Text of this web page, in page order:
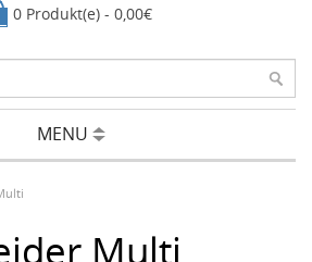
0 Produkt(e) - 0,00€
MENU
Multi